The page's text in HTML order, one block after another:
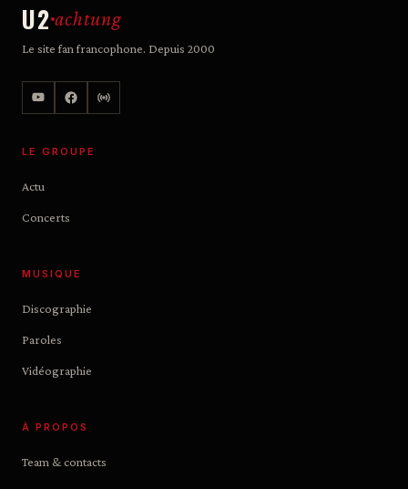
U2 achtung
Le site fan francophone. Depuis 2000
LE GROUPE
Actu
Concerts
MUSIQUE
Discographie
Paroles
Vidéographie
À PROPOS
Team & contacts